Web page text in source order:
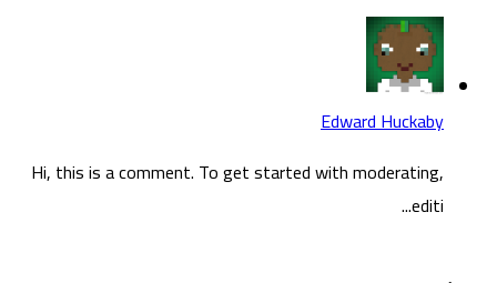
Edward Huckaby
Hi, this is a comment. To get started with moderating,
editi...